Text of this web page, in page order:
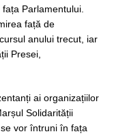
Parlamentului.
față de
anului trecut, iar
Presei,
ai organizațiilor
Solidarității
vor întruni în fața